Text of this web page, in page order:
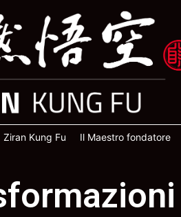
Ziran Kung Fu Il Maestro fondatore